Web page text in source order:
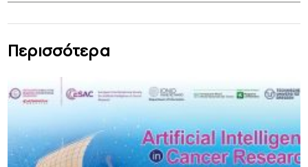
Περισσότερα